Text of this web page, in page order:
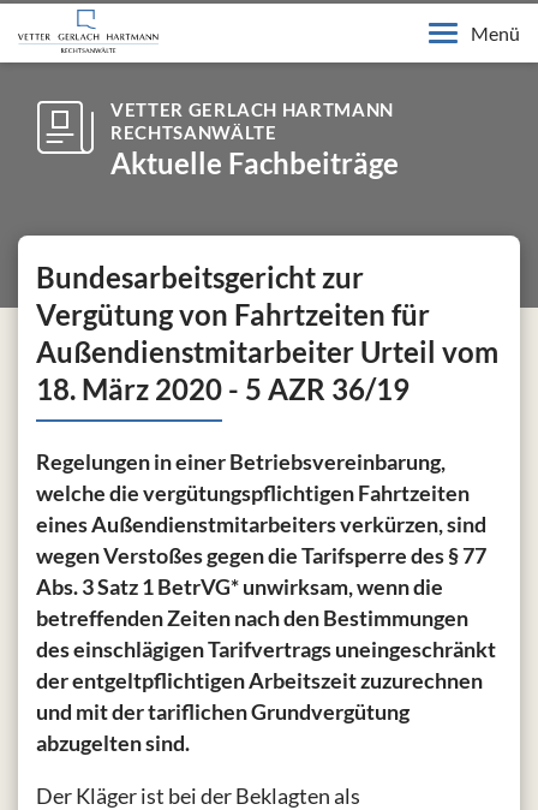
Menü
VETTER GERLACH HARTMANN
RECHTSANWÄLTE
Aktuelle Fachbeiträge
Bundesarbeitsgericht zur
Vergütung von Fahrtzeiten für
Außendienstmitarbeiter Urteil vom
18. März 2020 - 5 AZR 36/19
Regelungen in einer Betriebsvereinbarung,
welche die vergütungspflichtigen Fahrtzeiten
eines Außendienstmitarbeiters verkürzen, sind
wegen Verstoßes gegen die Tarifsperre des § 77
Abs. 3 Satz 1 BetrVG* unwirksam, wenn die
betreffenden Zeiten nach den Bestimmungen
des einschlägigen Tarifvertrags uneingeschränkt
der entgeltpflichtigen Arbeitszeit zuzurechnen
und mit der tariflichen Grundvergütung
abzugelten sind.
Der Kläger ist bei der Beklagten als